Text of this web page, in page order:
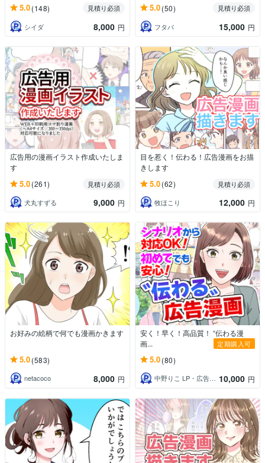
5.0(148)
見積り必須
シイダ
8,000 円
5.0(50)
見積り必須
フタバ
15,000 円
広告用の漫画イラスト作成いたしま
す
5.0(261)
見積り必須
犬丸すずる
9,000 円
目を惹く！伝わる！広告漫画をお描
きします
5.0(62)
見積り必須
牧ほこり
12,000 円
お好みの絵柄で何でも漫画かきます
5.0(583)
netacoco 8,000 円
安く！早く！高品質！ “伝わる漫
画...
定期購入可
5.0(80)
中野りこ LP・広告漫画クリエイター 10,000 円